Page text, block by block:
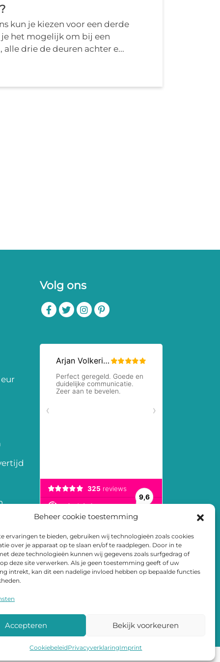
Beheer cookie toestemming
ervaringen te bieden, gebruiken wij technologieën zoals cookies
over je apparaat op te slaan en/of te raadplegen. Door in te
deze technologieën kunnen wij gegevens zoals surfgedrag of
deze site verwerken. Als je geen toestemming geeft of uw
intrekt, kan dit een nadelige invloed hebben op bepaalde functies
Accepteren Bekijk voorkeuren
CookiebeleidPrivacyverklaringImprint
kun je kiezen voor een derde
het mogelijk om bij een
drie de deuren achter e...
Volg ons